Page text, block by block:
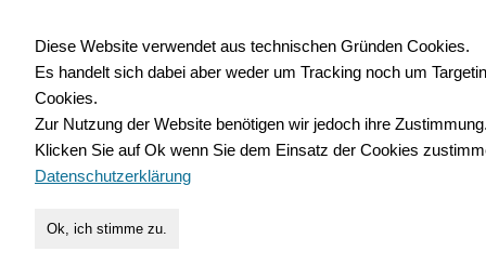
für Handwerk,
Diese Website verwendet aus technischen Gründen Cookies.
Es handelt sich dabei aber weder um Tracking noch um
Cookies.
Zur Nutzung der Website benötigen wir jedoch ihre
Klicken Sie auf Ok wenn Sie dem Einsatz der Cookies
Datenschutzerklärung
Ok, ich stimme zu.